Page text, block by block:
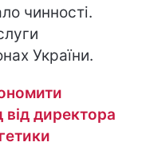
чинності.
України.
директора